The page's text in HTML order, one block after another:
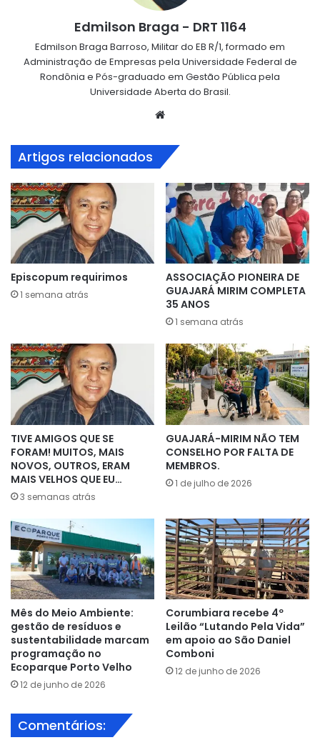
Edmilson Braga - DRT 1164
Edmilson Braga Barroso, Militar do EB R/1, formado em
Administração de Empresas pela Universidade Federal de
Rondônia e Pós-graduado em Gestão Pública pela
Universidade Aberta do Brasil.
Artigos relacionados
Episcopum requirimos
1 semana atrás
ASSOCIAÇÃO PIONEIRA DE
GUAJARÁ MIRIM COMPLETA
35 ANOS
1 semana atrás
TIVE AMIGOS QUE SE
FORAM! MUITOS, MAIS
NOVOS, OUTROS, ERAM
MAIS VELHOS QUE EU…
3 semanas atrás
GUAJARÁ-MIRIM NÃO TEM
CONSELHO POR FALTA DE
MEMBROS.
1 de julho de 2026
Mês do Meio Ambiente:
gestão de resíduos e
sustentabilidade marcam
programação no
Ecoparque Porto Velho
12 de junho de 2026
Corumbiara recebe 4º
Leilão “Lutando Pela Vida”
em apoio ao São Daniel
Comboni
12 de junho de 2026
Comentários: